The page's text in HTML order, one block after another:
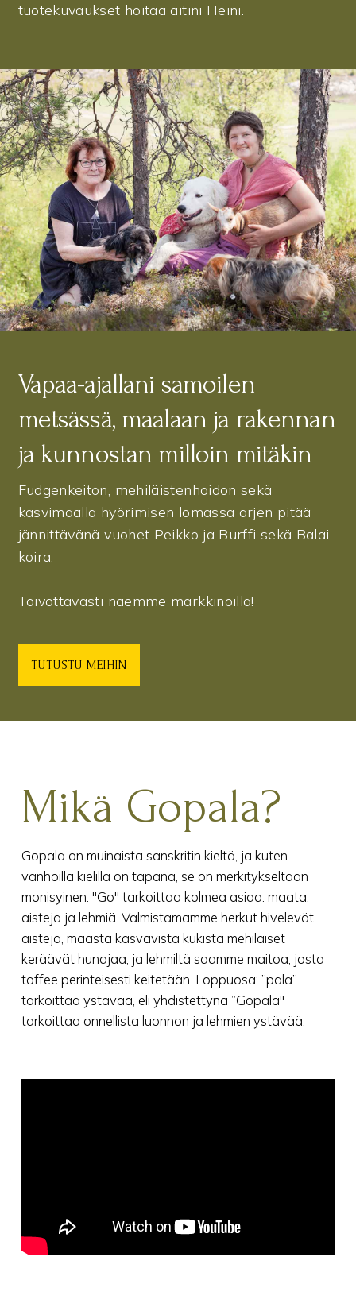
tuotekuvaukset hoitaa äitini Heini.
Vapaa-ajallani samoilen
metsässä, maalaan ja rakennan
ja kunnostan milloin mitäkin
Fudgenkeiton, mehiläistenhoidon sekä
kasvimaalla hyörimisen lomassa arjen pitää
jännittävänä vuohet Peikko ja Burffi sekä Balai-
koira.
Toivottavasti näemme markkinoilla!
TUTUSTU MEIHIN
Mikä Gopala?
Gopala on muinaista sanskritin kieltä, ja kuten
vanhoilla kielillä on tapana, se on merkitykseltään
monisyinen. "Go" tarkoittaa kolmea asiaa: maata,
aisteja ja lehmiä. Valmistamamme herkut hivelevät
aisteja, maasta kasvavista kukista mehiläiset
keräävät hunajaa, ja lehmiltä saamme maitoa, josta
toffee perinteisesti keitetään. Loppuosa: ”pala”
tarkoittaa ystävää, eli yhdistettynä ”Gopala"
tarkoittaa onnellista luonnon ja lehmien ystävää.